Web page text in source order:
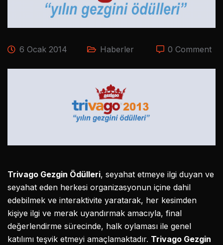
6 Ocak 2014 Haberler 0 Comment
Trivago Gezgin Ödülleri, seyahat etmeye ilgi duyan ve
seyahat eden herkesi organizasyonun içine dahil
edebilmek ve interaktivite yaratarak, her kesimden
kişiye ilgi ve merak uyandırmak amacıyla, final
değerlendirme sürecinde, halk oylaması ile genel
katılımı teşvik etmeyi amaçlamaktadır. Trivago Gezgin